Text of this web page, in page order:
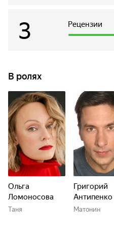
свидетелей и участников,
Рецензии
3
В ролях
Ольга
Ломоносова
Таня
Григорий
Антипенко
Матонин